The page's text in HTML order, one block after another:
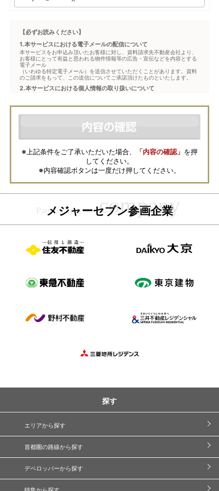
【必ずお読みください】
1.本サービスにおける電子メールの配信について
本サービスをお申込み頂いたお客様に対し、資料請求先不動産会社より、
お客様にとって有益と思われる物件情報等の広告・宣伝などを内容とする
電子メール
（いわゆる特定電子メール）を送信させていただくことがあります。資料
のご請求をもって、この送信についてご承諾頂けたものといたします。
2.本サービスにおける個人情報の取り扱いについて
本フォームからお客様が記入・登録された個人情報は、ダイレクトメール
などの資料送付・電子メールの送信・電話連絡などの目的で資料請求先不
動産会社が利用・保管します。資料請求先不動産会社が保管する個人情報
の取扱いについては、各不動産会社に直接お問合せください。
また、上記とは別にメジャーセブンでは本サービスを円滑に運用するため
に、お客様の個人情報をサービスご利用の控えとして一定期間保管いたし
ます。 ご記入の内容が不明瞭で資料をお送りできない場合、その他当社が
本サービスを円滑に運用するために必要な範囲において、直接メジャーセ
ブンから確認のご連絡をさせていただくことがありますので、あらかじめ
ご了承ください。
メジャーセブンの個人情報の取扱い方針についてはこちらをご覧くださ
※上記条件をご了承いただいた場合、 「内容の確認」 を押
してください。
※内容確認ボタンは一度だけ押してください。
メジャーセブン参画企業
探す
エリアから探す
首都圏の路線から探す
デベロッパーから探す